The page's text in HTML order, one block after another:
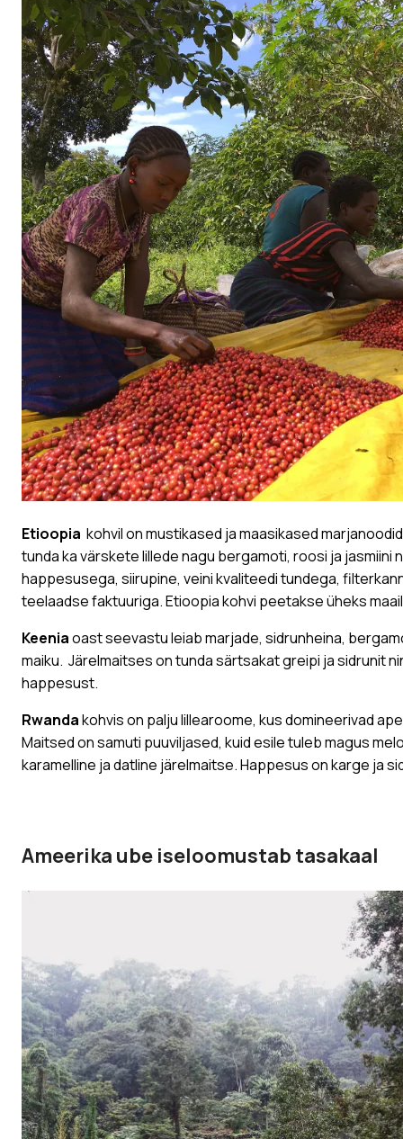
Etioopia kohvil on mustikased ja maasikased
tunda ka värskete lillede nagu bergamoti, roosi ja jasmiini
happesusega, siirupine, veini kvaliteedi tundega,
teelaadse faktuuriga. Etioopia kohvi peetakse üheks
Keeniaoast seevastu leiab marjade, sidrunheina,
maiku. Järelmaitses on tunda särtsakat greipi ja sidrunit
happesust.
Rwandakohvis on palju lillearoome, kus domineerivad
Maitsed on samuti puuviljased, kuid esile tuleb magus
karamelline ja datline järelmaitse. Happesus on karge ja
Ameerika ube iseloomustab tasakaal